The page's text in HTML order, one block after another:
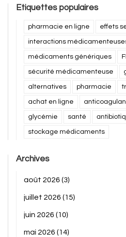
Etiquettes populaires
pharmacie en ligne effets
interactions
médicaments génériques
sécurité médicamenteuse
alternatives pharmacie
achat en ligne
glycémie santé
stockage médicaments
Archives
août 2026 (3)
juillet 2026 (15)
juin 2026 (10)
mai 2026 (14)